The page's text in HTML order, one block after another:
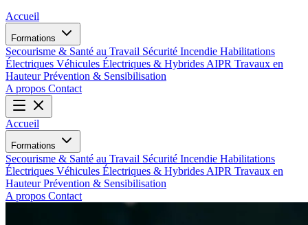
Accueil
Formations
Secourisme & Santé au Travail Sécurité Incendie Habilitations
Électriques Véhicules Électriques & Hybrides AIPR Travaux en
HauteurPrévention & Sensibilisation
A propos Contact
Accueil
Formations
Secourisme & Santé au Travail Sécurité Incendie Habilitations
Électriques Véhicules Électriques & Hybrides AIPR Travaux en
HauteurPrévention & Sensibilisation
A propos Contact